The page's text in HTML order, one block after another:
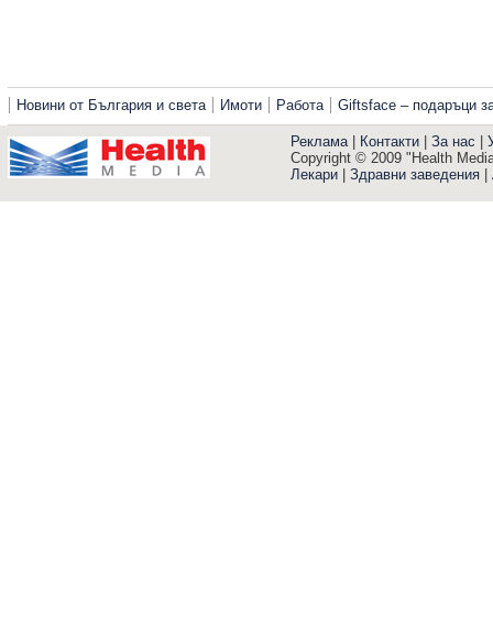
Новини от България и света Имоти Работа Giftsface – подаръци
Реклама| Контакти За нас
Copyright © 2009 "Health
Лекари
Здравни заведения